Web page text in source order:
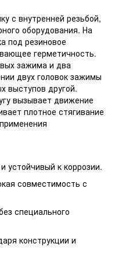
с внутренней резьбой,
оборудования. На
под резиновое
герметичность.
зажима и два
двух головок зажимы
выступов другой.
вызывает движение
плотное стягивание
устойчивый к коррозии.
совместимость с
специального
конструкции и